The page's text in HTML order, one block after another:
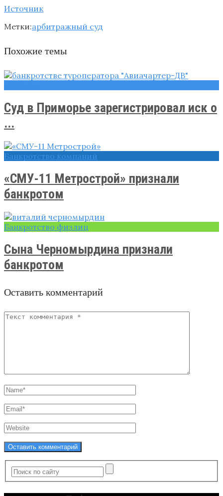
Источник
Метки:арбитражный суд
Похожие темы
Суд в Приморье зарегистрировал иск о
...
Банкротство компаний
«СМУ-11 Метрострой» признали
банкротом
Банкротство физлиц
Сына Черномырдина признали
банкротом
Оставить комментарий